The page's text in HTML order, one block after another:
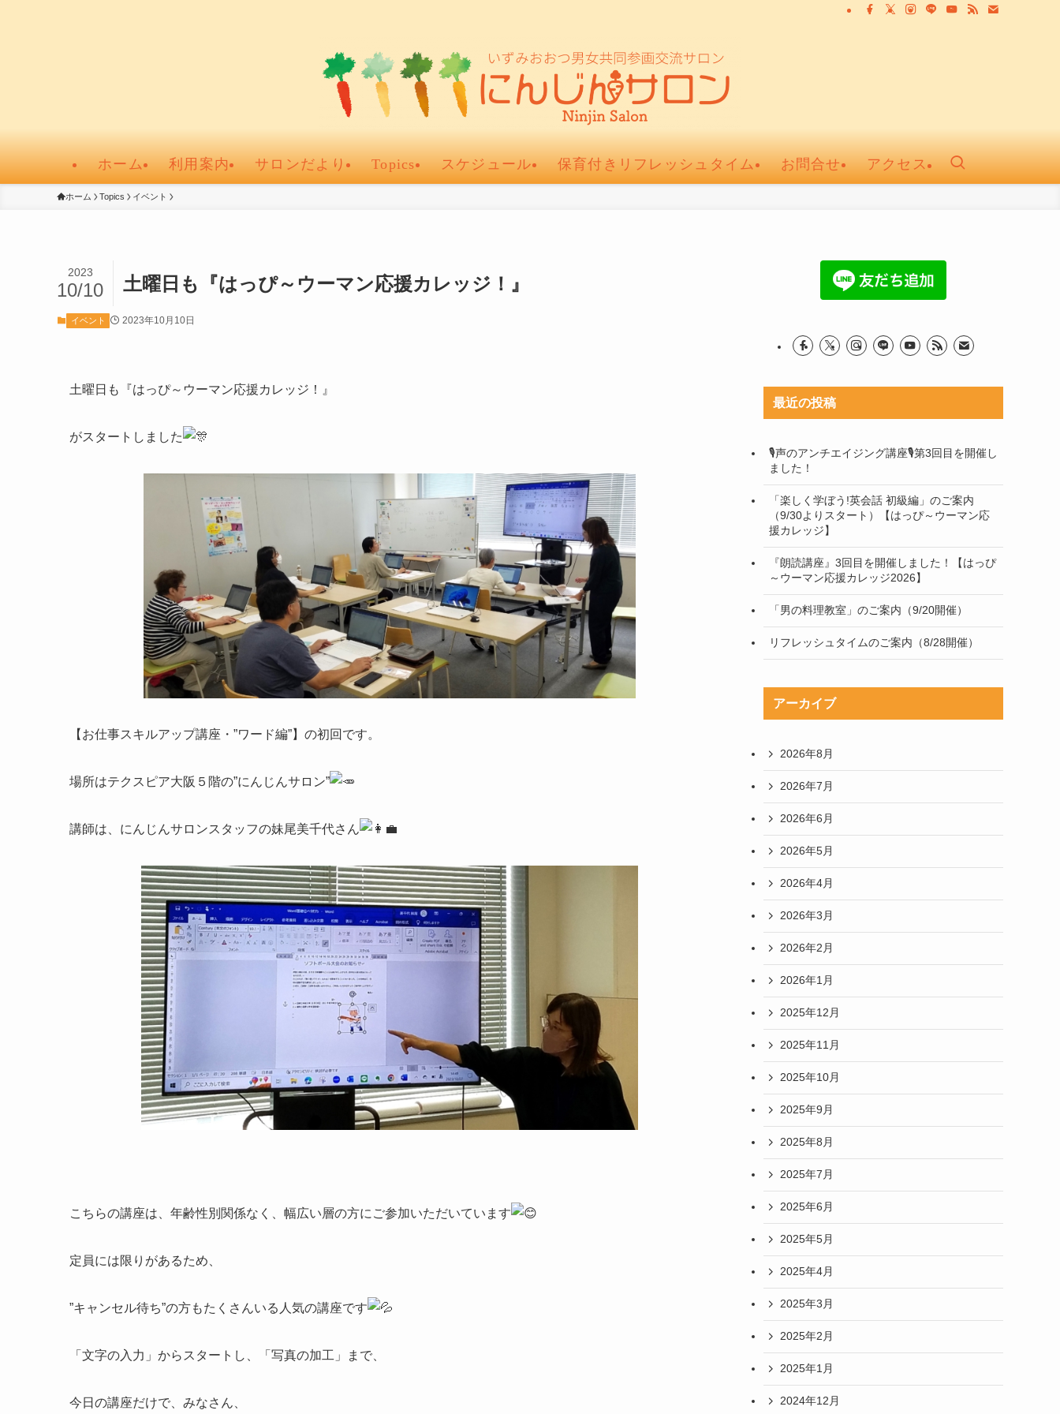
ホーム 利用案内 サロンだより Topics スケジュール 保育付きリフレッシュタイム お問合せ アクセス
ホーム Topics イベント
土曜日も『はっぴ～ウーマン応援カレッジ！』
2023
10/10
イベント 2023年10月10日
土曜日も『はっぴ～ウーマン応援カレッジ！』
がスタートしました
【お仕事スキルアップ講座・”ワード編”】の初回です。
場所はテクスピア大阪５階の”にんじんサロン”
講師は、にんじんサロンスタッフの妹尾美千代さん
こちらの講座は、年齢性別関係なく、幅広い層の方にご参加いただいています
定員には限りがあるため、
”キャンセル待ち”の方もたくさんいる人気の講座です
「文字の入力」からスタートし、「写真の加工」まで、
今日の講座だけで、みなさん、
最近の投稿
🎙声のアンチエイジング講座🎙第3回目を開催し
ました！
「楽しく学ぼう!英会話 初級編」のご案内
（9/30よりスタート）【はっぴ～ウーマン応
援カレッジ】
『朗読講座』3回目を開催しました！【はっぴ
～ウーマン応援カレッジ2026】
「男の料理教室」のご案内（9/20開催）
リフレッシュタイムのご案内（8/28開催）
アーカイブ
2026年8月
2026年7月
2026年6月
2026年5月
2026年4月
2026年3月
2026年2月
2026年1月
2025年12月
2025年11月
2025年10月
2025年9月
2025年8月
2025年7月
2025年6月
2025年5月
2025年4月
2025年3月
2025年2月
2025年1月
2024年12月